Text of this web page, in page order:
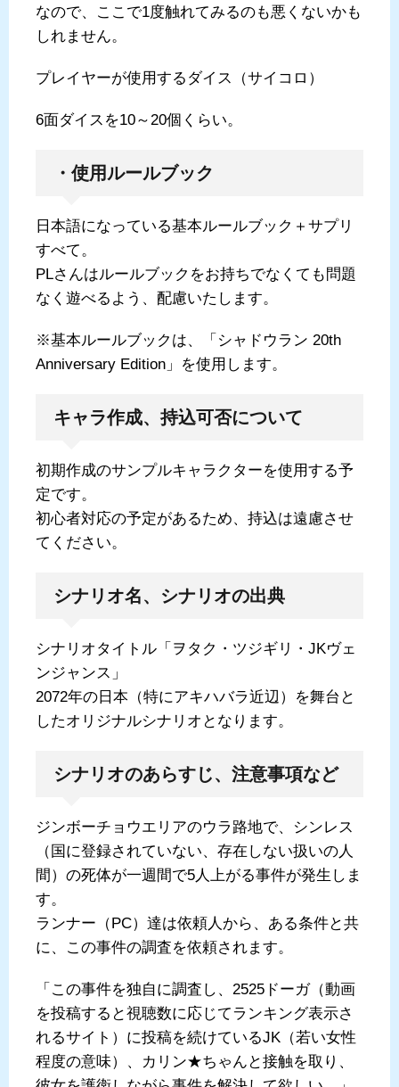
なので、ここで1度触れてみるのも悪くないかも
しれません。
プレイヤーが使用するダイス（サイコロ）
6面ダイスを10～20個くらい。
・使用ルールブック
日本語になっている基本ルールブック＋サプリ
すべて。
PLさんはルールブックをお持ちでなくても問題
なく遊べるよう、配慮いたします。
※基本ルールブックは、「シャドウラン 20th
Anniversary Edition」を使用します。
キャラ作成、持込可否について
初期作成のサンプルキャラクターを使用する予
定です。
初心者対応の予定があるため、持込は遠慮させ
てください。
シナリオ名、シナリオの出典
シナリオタイトル「ヲタク・ツジギリ・JKヴェ
ンジャンス」
2072年の日本（特にアキハバラ近辺）を舞台と
したオリジナルシナリオとなります。
シナリオのあらすじ、注意事項など
ジンボーチョウエリアのウラ路地で、シンレス
（国に登録されていない、存在しない扱いの人
間）の死体が一週間で5人上がる事件が発生しま
す。
ランナー（PC）達は依頼人から、ある条件と共
に、この事件の調査を依頼されます。
「この事件を独自に調査し、2525ドーガ（動画
を投稿すると視聴数に応じてランキング表示さ
れるサイト）に投稿を続けているJK（若い女性
程度の意味）、カリン★ちゃんと接触を取り、